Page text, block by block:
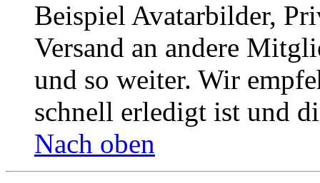
Beispiel Avatarbilder,
Versand an andere
und so weiter. Wir
schnell erledigt ist und
Nach oben